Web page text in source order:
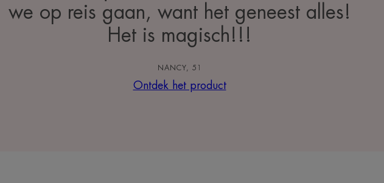
we op reis gaan, want het geneest alles!
Het is magisch!!!
NANCY, 51
Ontdek het product